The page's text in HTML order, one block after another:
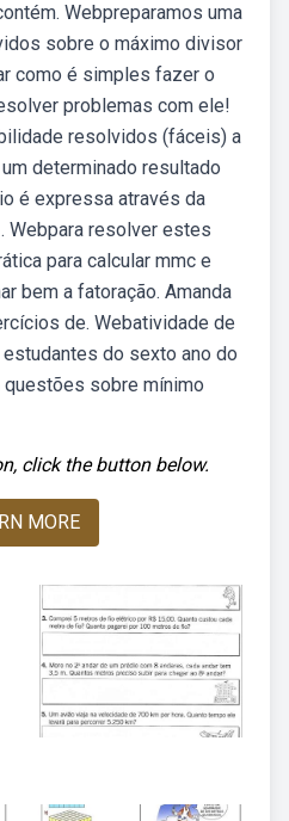
Webpreparamos uma
sobre o máximo divisor
como é simples fazer o
problemas com ele!
resolvidos (fáceis) a
determinado resultado
é expressa através da
Webpara resolver estes
para calcular mmc e
bem a fatoração. Amanda
de. Webatividade de
do sexto ano do
sobre mínimo
click the button below.
MORE